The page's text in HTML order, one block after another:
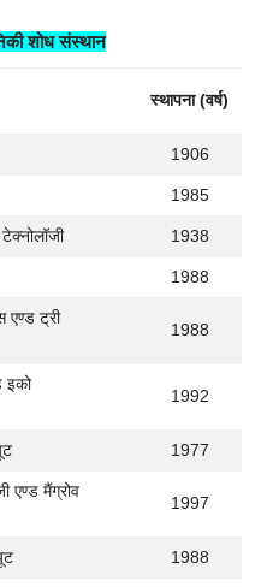
शोध संस्थान
स्थापना (वर्ष)
1906
1985
1938
1988
ट्री
1988
इको
1992
1977
एण्ड मैंग्रोव
1997
1988